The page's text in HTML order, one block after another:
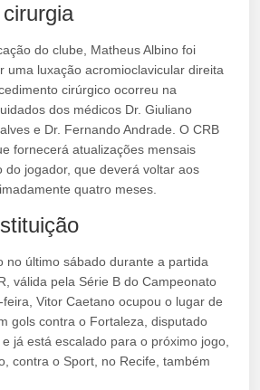
do clube, Matheus Albino foi
uma luxação acromioclavicular direita
cirúrgico ocorreu na
dos médicos Dr. Giuliano
e Dr. Fernando Andrade. O CRB
fornecerá atualizações mensais
do jogador, que deverá voltar aos
quatro meses.
no último sábado durante a partida
válida pela Série B do Campeonato
Vitor Caetano ocupou o lugar de
gols contra o Fortaleza, disputado
já está escalado para o próximo jogo,
contra o Sport, no Recife, também